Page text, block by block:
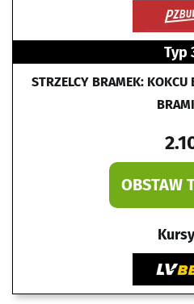
Typ
STRZELCY BRAMEK:
OBSTAW